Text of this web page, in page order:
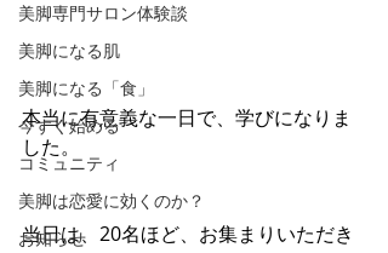
美脚専門サロン体験談
美脚になる肌
美脚になる「食」
今すぐ始める
コミュニティ
美脚は恋愛に効くのか？
お知らせ
本当に有意義な一日で、学びになりま
した。
当日は、20名ほど、お集まりいただき